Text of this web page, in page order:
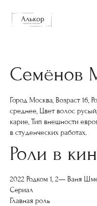
Семёнов
Город Москва, Возраст 16,
среднее, Цвет волос
карие, Тип внешности
в студенческих работах.
Роли в
2022 Родком 1, 2— Ваня
Сериал
Главная роль